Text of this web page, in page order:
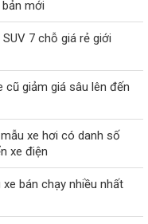
mới
7 chỗ giá rẻ giới
cũ giảm giá sâu lên đến
xe hơi có danh số
xe điện
bán chạy nhiều nhất